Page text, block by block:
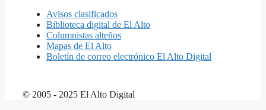
Avisos clasificados
Biblioteca digital de El Alto
Columnistas alteños
Mapas de El Alto
Boletín de correo electrónico El Alto Digital
© 2005 - 2025 El Alto Digital